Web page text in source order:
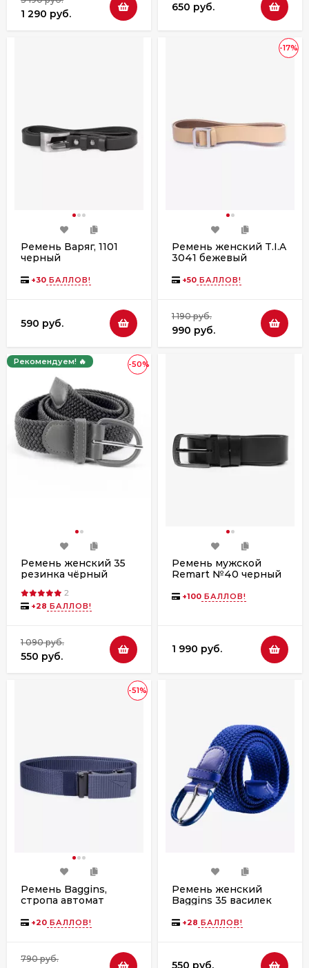
1 290 руб.
650 руб.
Ремень Варяг, 1101
черный
+30 БАЛЛОВ!
590 руб.
-17%
Ремень женский T.I.A
3041 бежевый
+50 БАЛЛОВ!
1 190 руб.
990 руб.
-50%
Рекомендуем! 🔥
Ремень женский 35
резинка чёрный
2
+28 БАЛЛОВ!
1 090 руб.
550 руб.
Ремень мужской
Remart №40 черный
+100 БАЛЛОВ!
1 990 руб.
-51%
Ремень Baggins,
стропа автомат
+20 БАЛЛОВ!
790 руб.
Ремень женский
Baggins 35 василек
+28 БАЛЛОВ!
550 руб.